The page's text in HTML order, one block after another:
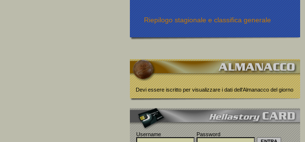
Riepilogo stagionale e classifica generale
Devi essere iscritto per visualizzare i dati dell'Almanacco del giorno
Username Password